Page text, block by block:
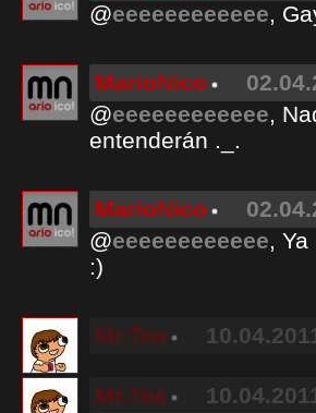
@eeeeeeeeeeee,
MarioNico
@eeeeeeeeeeee,
entenderán ._.
MarioNico
@eeeeeeeeeeee,
:)
Mr.Tea
Mr.Tea